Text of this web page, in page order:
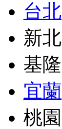
台北
新北
基隆
宜蘭
桃園